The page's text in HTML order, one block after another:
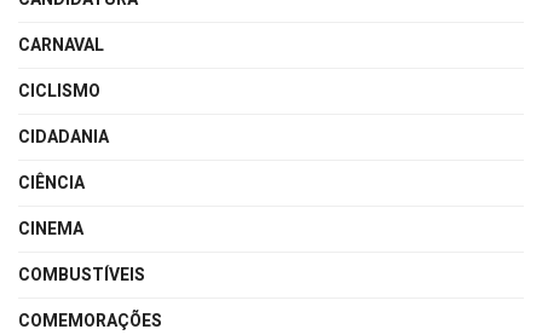
CARNAVAL
CICLISMO
CIDADANIA
CIÊNCIA
CINEMA
COMBUSTÍVEIS
COMEMORAÇÕES